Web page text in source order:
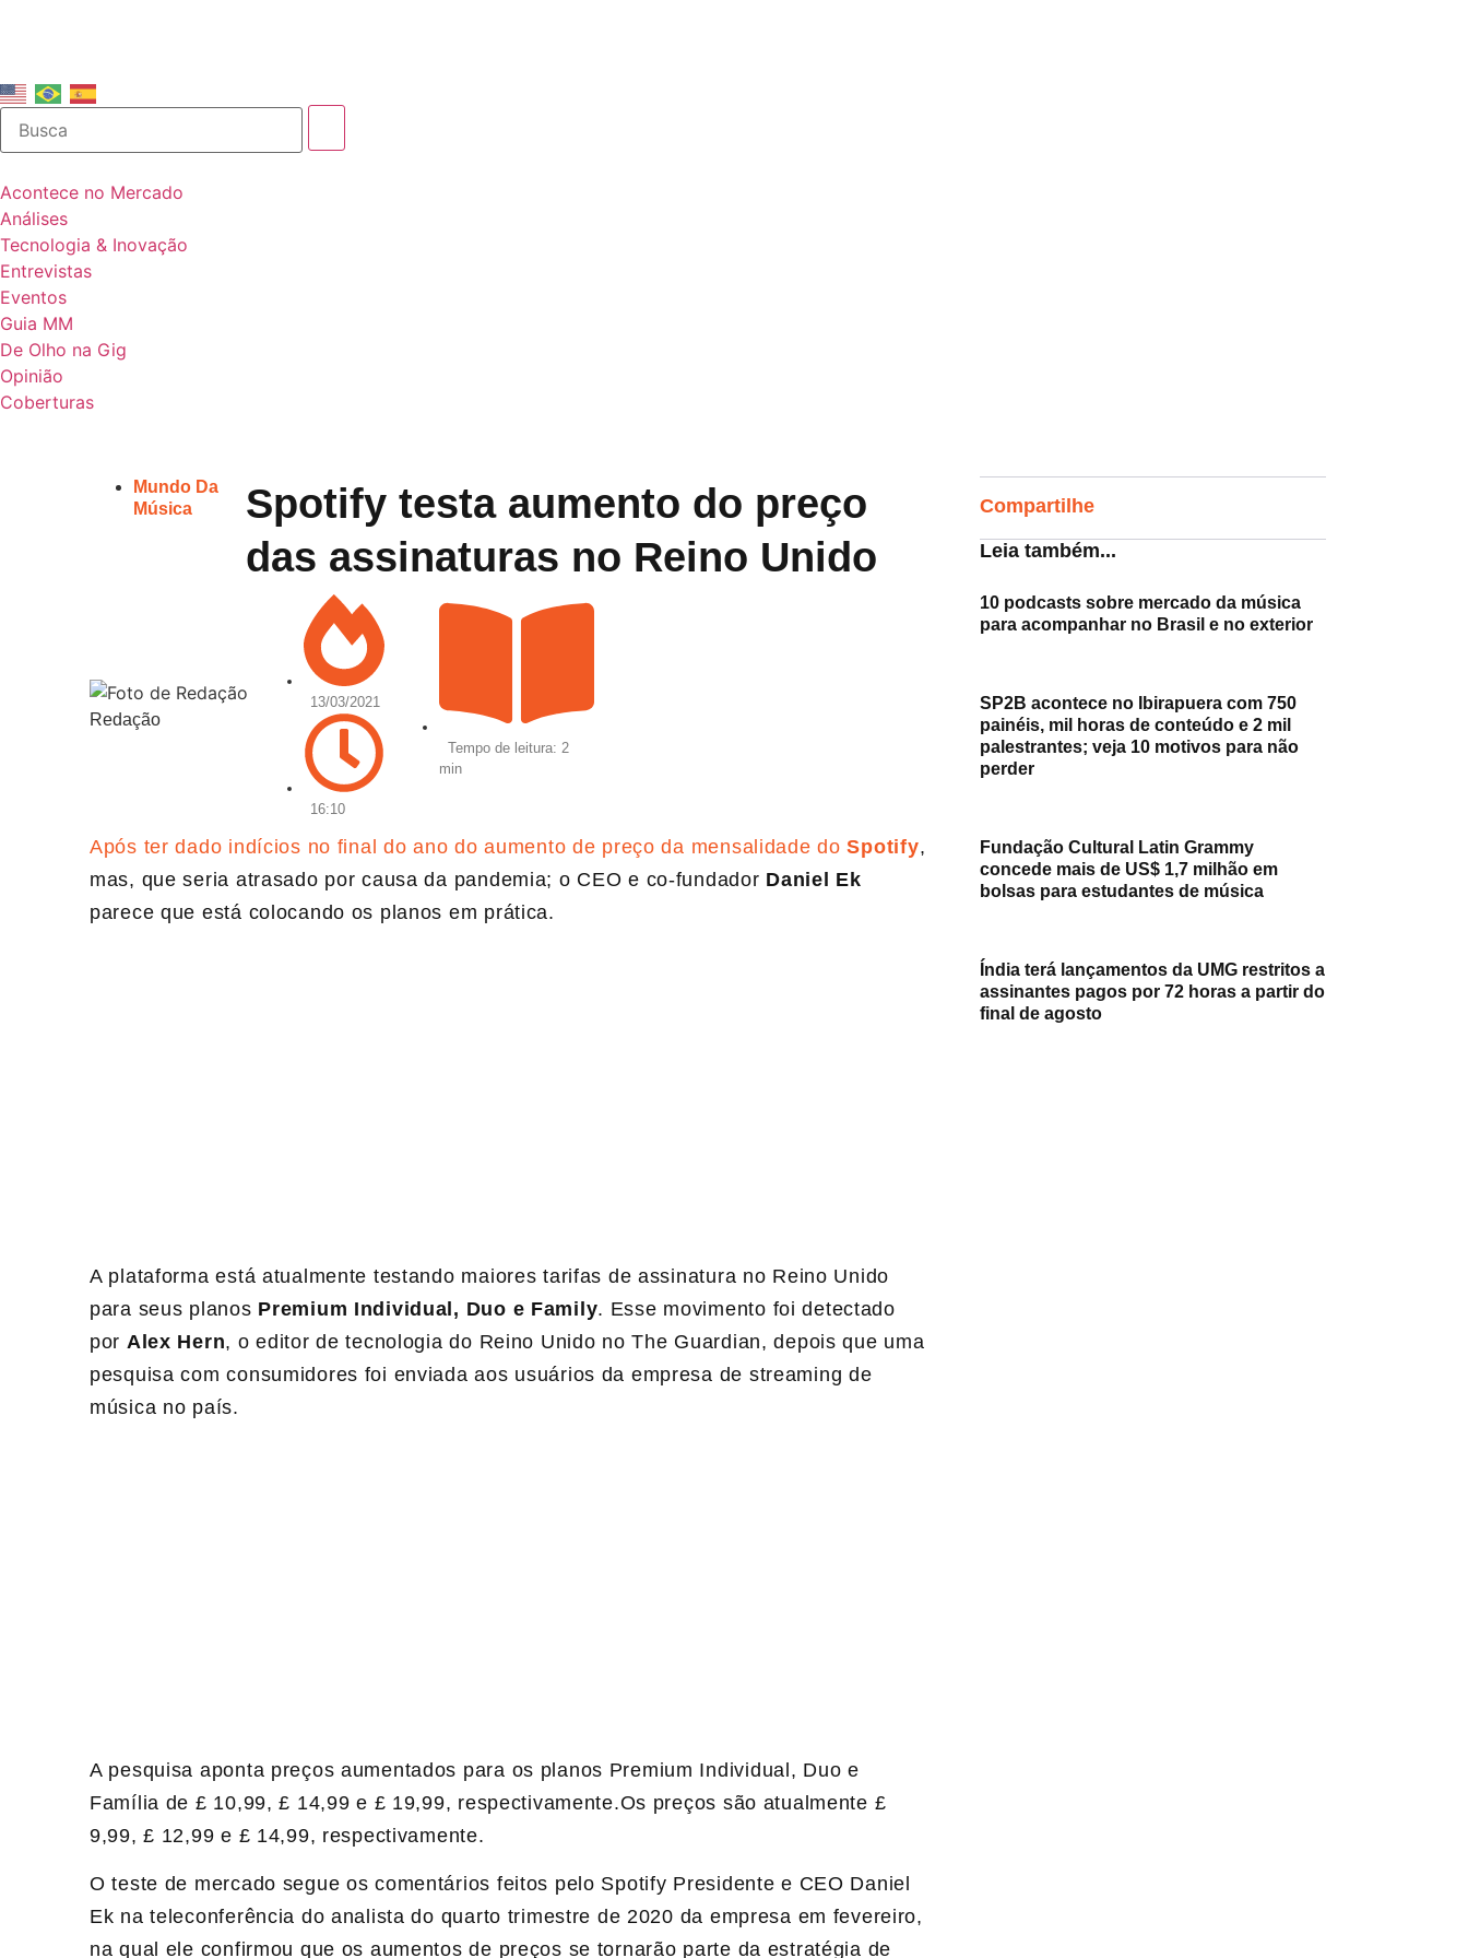
Acontece no Mercado
Análises
Tecnologia & Inovação
Entrevistas
Eventos
Guia MM
De Olho na Gig
Opinião
Coberturas
Mundo Da
Música
Spotify testa aumento do preço
das assinaturas no Reino Unido
Redação
13/03/2021
16:10
Tempo de leitura: 2
min
Após ter dado indícios no final do ano do aumento de preço da mensalidade doSpotify,
mas, que seria atrasado por causa da pandemia; o CEO e co-fundador Daniel Ek
parece que está colocando os planos em prática.
A plataforma está atualmente testando maiores tarifas de assinatura no Reino Unido
para seus planos Premium Individual, Duo e Family. Esse movimento foi detectado
por Alex Hern, o editor de tecnologia do Reino Unido no The Guardian, depois que uma
pesquisa com consumidores foi enviada aos usuários da empresa de streaming de
música no país.
A pesquisa aponta preços aumentados para os planos Premium Individual, Duo e
Família de £ 10,99, £ 14,99 e £ 19,99, respectivamente.Os preços são atualmente £
9,99, £ 12,99 e £ 14,99, respectivamente.
O teste de mercado segue os comentários feitos pelo Spotify Presidente e CEO Daniel
Ek na teleconferência do analista do quarto trimestre de 2020 da empresa em fevereiro,
na qual ele confirmou que os aumentos de preços se tornarão parte da estratégia de
Compartilhe
Leia também...
10 podcasts sobre mercado da música
para acompanhar no Brasil e no exterior
SP2B acontece no Ibirapuera com 750
painéis, mil horas de conteúdo e 2 mil
palestrantes; veja 10 motivos para não
perder
Fundação Cultural Latin Grammy
concede mais de US$ 1,7 milhão em
bolsas para estudantes de música
Índia terá lançamentos da UMG restritos a
assinantes pagos por 72 horas a partir do
final de agosto